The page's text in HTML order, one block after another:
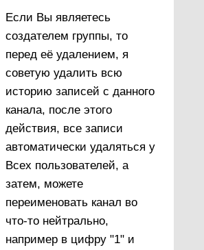
Если Вы являетесь
создателем группы, то
перед её удалением, я
советую удалить всю
историю записей с данного
канала, после этого
действия, все записи
автоматически удаляться у
Всех пользователей, а
затем, можете
переименовать канал во
что-то нейтрально,
например в цифру "1" и